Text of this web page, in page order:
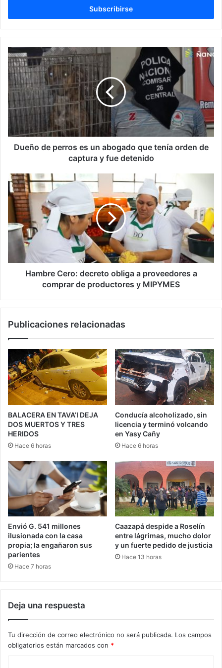
i
b
t
u
c
r
r
e
r
ó
c
Dueño de perros es un abogado que tenía orden de
captura y fue detenido
Hambre Cero: decreto obliga a proveedores a
comprar de productores y MIPYMES
Publicaciones relacionadas
BALACERA EN TAVA’I DEJA
DOS MUERTOS Y TRES
HERIDOS
Hace 6 horas
Conducía alcoholizado, sin
licencia y terminó volcando
en Yasy Cañy
Hace 6 horas
Envió G. 541 millones
ilusionada con la casa
propia; la engañaron sus
parientes
Hace 7 horas
Caazapá despide a Roselín
entre lágrimas, mucho dolor
y un fuerte pedido de justicia
Hace 13 horas
Deja una respuesta
Tu dirección de correo electrónico no será publicada. Los campos
obligatorios están marcados con *